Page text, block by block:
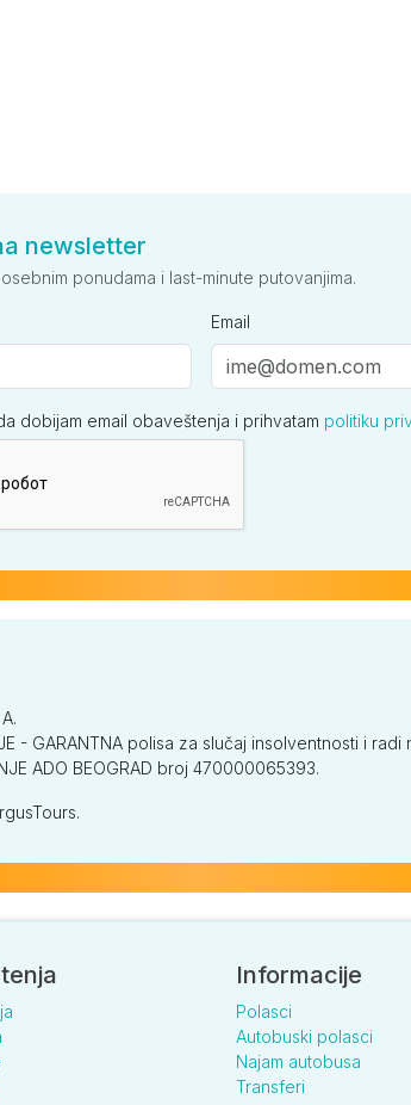
newsletter
ponudama i last-minute putovanjima.
Email
dobijam email obaveštenja i prihvatam politiku
- GARANTNA polisa za slučaj insolventnosti i
ADO BEOGRAD broj 470000065393.
Informacije
Polasci
Autobuski polasci
Najam autobusa
Transferi